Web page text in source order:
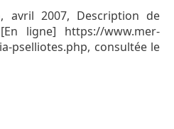
avril 2007, Description de
ligne] https://www.mer-
pselliotes.php, consultée le